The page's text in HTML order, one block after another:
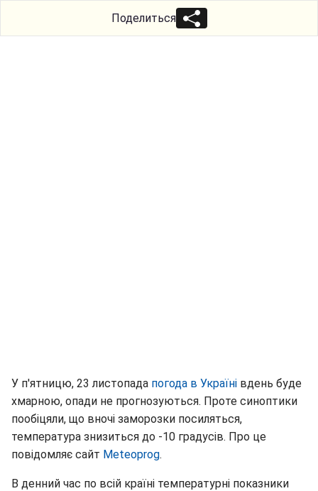
Поделиться
У п'ятницю, 23 листопада погода в Україні вдень буде
хмарною, опади не прогнозуються. Проте синоптики
пообіцяли, що вночі заморозки посиляться,
температура знизиться до -10 градусів. Про це
повідомляє сайт Meteoprog.
В денний час по всій країні температурні показники